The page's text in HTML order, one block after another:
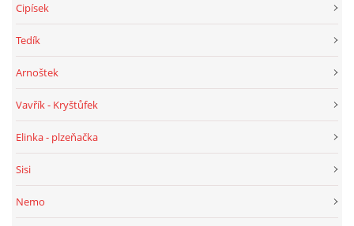
Cipísek
Tedík
Arnoštek
Vavřík - Kryštůfek
Elinka - plzeňačka
Sisi
Nemo